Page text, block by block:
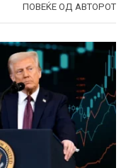
ПОВЕЌЕ ОД АВТОРОТ